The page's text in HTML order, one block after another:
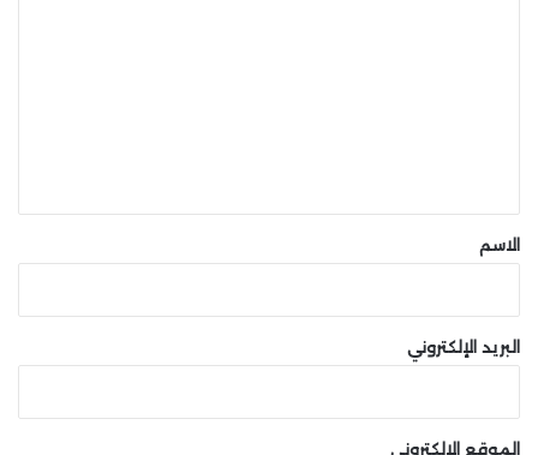
*الاسم
البريد الإلكتروني
الموقع الإلكتروني